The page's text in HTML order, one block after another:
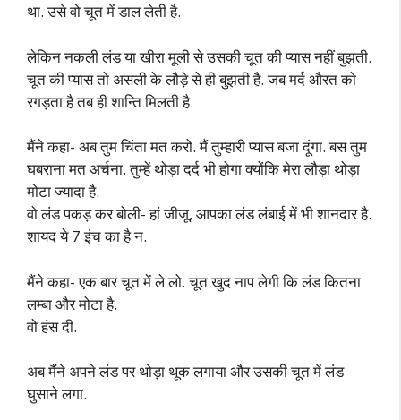
था. उसे वो चूत में डाल लेती है.
लेकिन नकली लंड या खीरा मूली से उसकी चूत की प्यास नहीं बुझती.
चूत की प्यास तो असली के लौड़े से ही बुझती है. जब मर्द औरत को
रगड़ता है तब ही शान्ति मिलती है.
मैंने कहा- अब तुम चिंता मत करो. मैं तुम्हारी प्यास बजा दूंगा. बस तुम
घबराना मत अर्चना. तुम्हें थोड़ा दर्द भी होगा क्योंकि मेरा लौड़ा थोड़ा
मोटा ज्यादा है.
वो लंड पकड़ कर बोली- हां जीजू, आपका लंड लंबाई में भी शानदार है.
शायद ये 7 इंच का है न.
मैंने कहा- एक बार चूत में ले लो. चूत खुद नाप लेगी कि लंड कितना
लम्बा और मोटा है.
वो हंस दी.
अब मैंने अपने लंड पर थोड़ा थूक लगाया और उसकी चूत में लंड
घुसाने लगा.